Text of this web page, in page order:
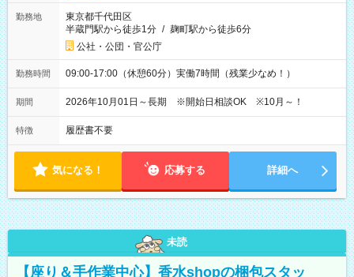
勤務地
東京都千代田区
半蔵門駅から徒歩1分 / 麹町駅から徒歩6分
公社・公団・官公庁
勤務時間 09:00-17:00（休憩60分）実働7時間（残業少なめ！）
期間 2026年10月01日～長期 ※開始日相談OK ※10月～！
特徴 履歴書不要
気になる！ 応募する 詳細へ
未読
【座り＆手作業中心】香水shopの梱包スタッ